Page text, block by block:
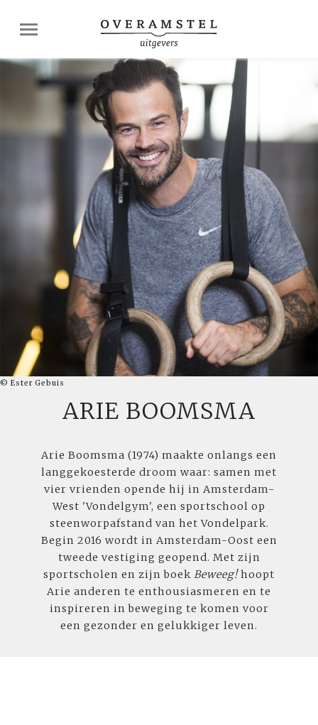
© Ester Gebuis
ARIE BOOMSMA
Arie Boomsma (1974) maakte onlangs een
langgekoesterde droom waar: samen met
vier vrienden opende hij in Amsterdam-
West 'Vondelgym', een sportschool op
steenworpafstand van het Vondelpark.
Begin 2016 wordt in Amsterdam-Oost een
tweede vestiging geopend. Met zijn
sportscholen en zijn boek Beweeg!hoopt
Arie anderen te enthousiasmeren en te
inspireren in beweging te komen voor
een gezonder en gelukkiger leven.